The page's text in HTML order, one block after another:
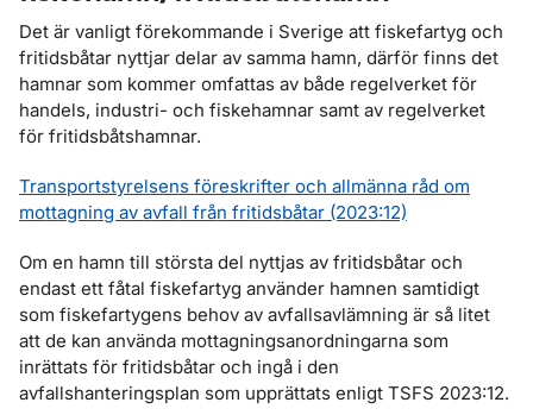
Det är vanligt förekommande i Sverige att fiskefartyg och
fritidsbåtar nyttjar delar av samma hamn, därför finns det
hamnar som kommer omfattas av både regelverket för
handels, industri- och fiskehamnar samt av regelverket
för fritidsbåtshamnar.
Transportstyrelsens föreskrifter och allmänna råd om
mottagning av avfall från fritidsbåtar (2023:12)
Om en hamn till största del nyttjas av fritidsbåtar och
endast ett fåtal fiskefartyg använder hamnen samtidigt
som fiskefartygens behov av avfallsavlämning är så litet
att de kan använda mottagningsanordningarna som
inrättats för fritidsbåtar och ingå i den
avfallshanteringsplan som upprättats enligt TSFS 2023:12.